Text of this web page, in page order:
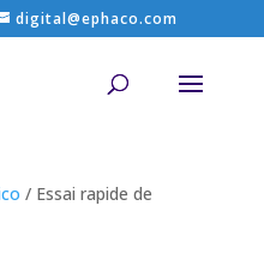
digital@ephaco.com
/ Essai rapide de